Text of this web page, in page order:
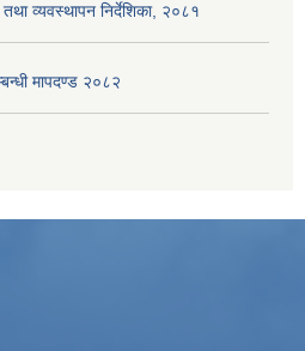
व्यवस्थापन निर्देशिका, २०८१
मापदण्ड २०८२